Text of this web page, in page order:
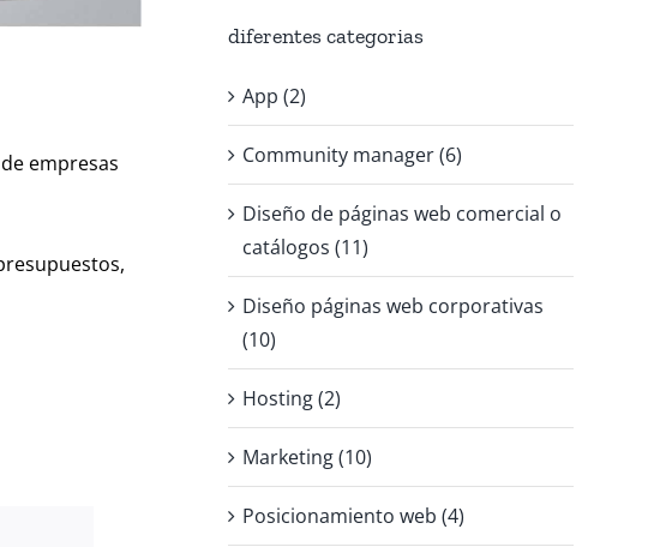
empresas
diferentes categorias
App (2)
Community manager (6)
Diseño de páginas web comercial o
catálogos (11)
Diseño páginas web corporativas
(10)
Hosting (2)
Marketing (10)
Posicionamiento web (4)